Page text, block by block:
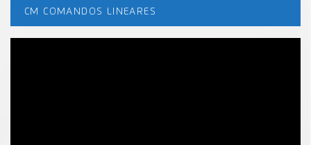
CM COMANDOS LINEARES